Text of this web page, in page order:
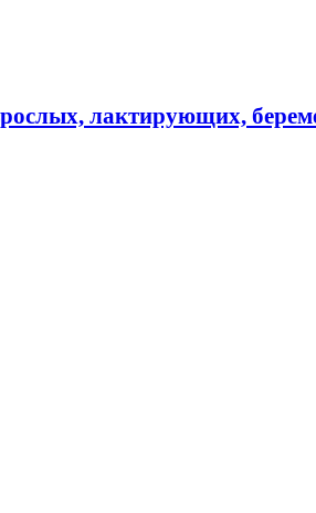
лактирующих,